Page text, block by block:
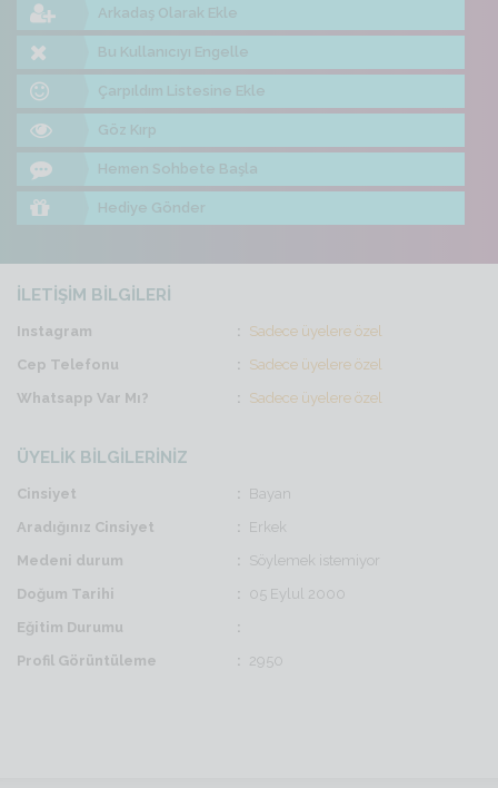
Arkadaş Olarak Ekle
Bu Kullanıcıyı Engelle
Çarpıldım Listesine Ekle
Göz Kırp
Hemen Sohbete Başla
Hediye Gönder
İLETİŞİM BİLGİLERİ
Instagram
Sadece üyelere özel
Cep Telefonu
Sadece üyelere özel
Whatsapp Var Mı?
Sadece üyelere özel
ÜYELİK BİLGİLERİNİZ
Cinsiyet
Bayan
Aradığınız Cinsiyet
Erkek
Medeni durum
Söylemek istemiyor
Doğum Tarihi
05 Eylul 2000
Eğitim Durumu
Profil Görüntüleme
2950